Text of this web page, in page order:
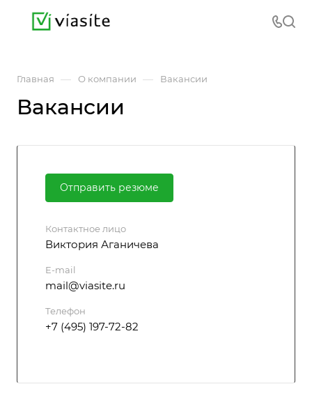
Главная — О компании — Вакансии
Вакансии
Отправить резюме
Контактное лицо
Виктория Аганичева
E-mail
mail@viasite.ru
Телефон
+7 (495) 197-72-82